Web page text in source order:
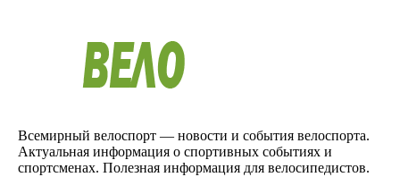
Всемирный велоспорт — новости и события велоспорта.
Актуальная информация о спортивных событиях и
спортсменах. Полезная информация для велосипедистов.